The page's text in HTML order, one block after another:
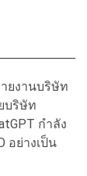
ยงานบริษัท
บริษัท
กำลัง
อย่างเป็น